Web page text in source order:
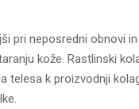
pri neposredni obnovi
kože. Rastlinski
telesa k proizvodnji